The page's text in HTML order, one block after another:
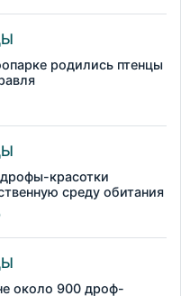
родились птенцы
красотки
среду обитания
около 900 дроф-